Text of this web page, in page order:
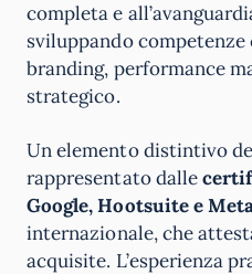
completa e
sviluppando
branding, performance
strategico.
Un elemento distintivo
rappresentato dalle
Google, Hootsuite e
internazionale, che
acquisite. L’esperienza